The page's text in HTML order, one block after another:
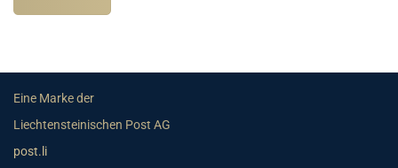
Eine Marke der
Liechtensteinischen Post AG
post.li